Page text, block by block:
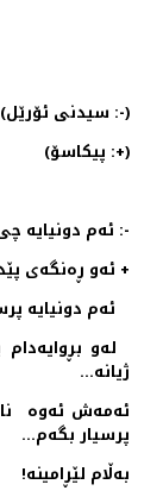
(-: سیدنی ئۆرێل)
(+: پیكاسۆ)
-: ئه‌م دونیایه‌
+ ئه‌و ڕه‌نگه‌ی
ئه‌م دونیایه‌
له‌و
ژیانه‌…
ئه‌مه‌ش ئه‌وه‌
پرسیار بگه‌م…
به‌ڵام لێڕامینه‌!